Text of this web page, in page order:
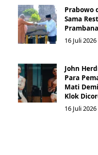
Prabowo
Sama
16 Juli 2026
John
Para
Mati
Klok
16 Juli 2026